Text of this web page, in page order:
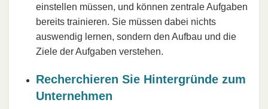
einstellen müssen, und können zentrale Aufgaben
bereits trainieren. Sie müssen dabei nichts
auswendig lernen, sondern den Aufbau und die
Ziele der Aufgaben verstehen.
Recherchieren Sie Hintergründe zum
Unternehmen